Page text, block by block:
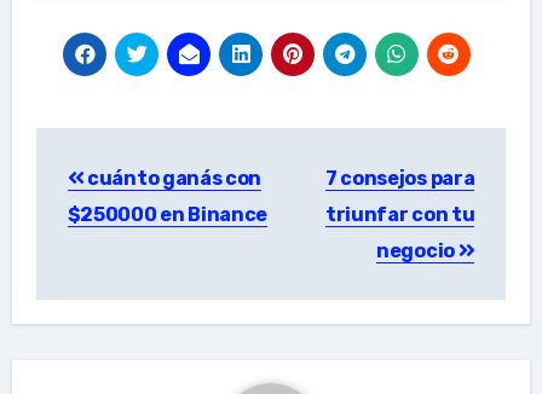
navigation
cuánto ganás con
$250000 en Binance
7 consejos para
triunfar con tu
negocio